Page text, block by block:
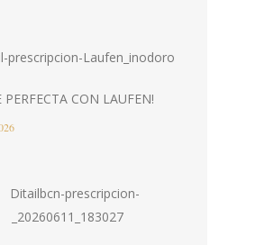
PERFECTA CON LAUFEN!